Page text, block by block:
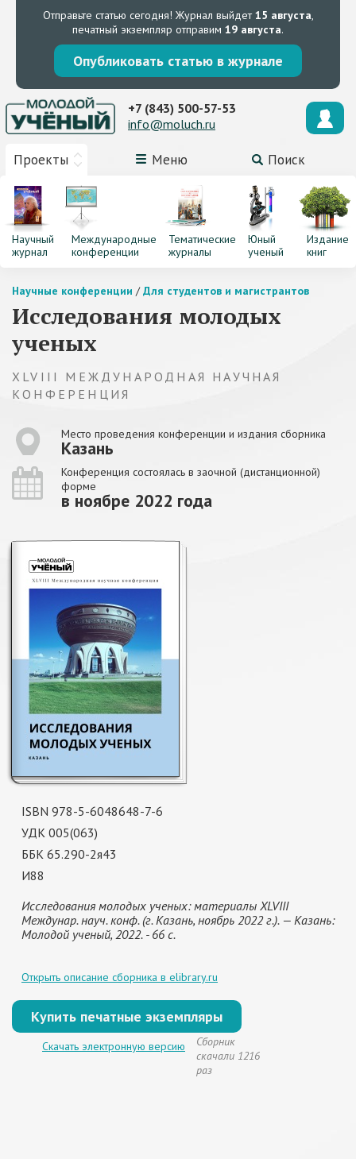
Отправьте статью сегодня! Журнал выйдет15 августа,
печатный экземпляр отправим 19 августа.
Опубликовать статью в журнале
Проекты Меню Поиск
+7 (843) 500-57-53
info@moluch.ru
Научный
журнал
Международные
конференции
Тематические
журналы
Юный
ученый
Издание
книг
Научные конференции /Для студентов и магистрантов
Исследования молодых
ученых
XLVIII МЕЖДУНАРОДНАЯ НАУЧНАЯ
КОНФЕРЕНЦИЯ
Место проведения конференции и издания сборника
Казань
Конференция состоялась в заочной (дистанционной)
форме
в ноябре 2022 года
ISBN 978-5-6048648-7-6
УДК 005(063)
ББК 65.290-2я43
И88
Исследования молодых ученых: материалы XLVIII
Междунар. науч. конф. (г. Казань, ноябрь 2022 г.). — Казань:
Молодой ученый, 2022. - 66 с.
Открыть описание сборника в elibrary.ru
Купить печатные экземпляры
Скачать электронную версию
Сборник
скачали 1216
раз